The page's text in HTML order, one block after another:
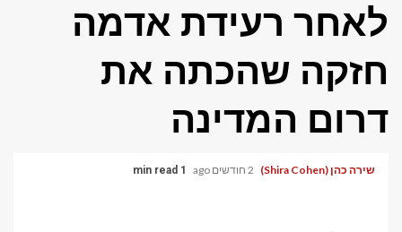
לאחר רעידת אדמה
חזקה שהכתה את
דרום המדינה
שירה כהן (Shira Cohen) 2 חודשים ago 1 min read